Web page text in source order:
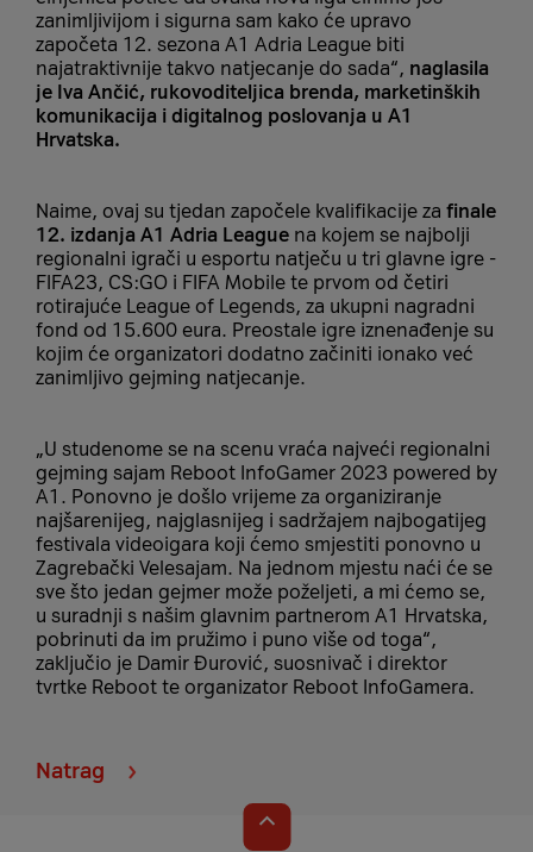
zanimljivijom i sigurna sam kako će upravo
započeta 12. sezona A1 Adria League biti
najatraktivnije takvo natjecanje do sada“, naglasila
je Iva Ančić, rukovoditeljica brenda, marketinških
komunikacija i digitalnog poslovanja u A1
Hrvatska.
Naime, ovaj su tjedan započele kvalifikacije za finale
12. izdanja A1 Adria League na kojem se najbolji
regionalni igrači u esportu natječu u tri glavne igre -
FIFA23, CS:GO i FIFA Mobile te prvom od četiri
rotirajuće League of Legends, za ukupni nagradni
fond od 15.600 eura. Preostale igre iznenađenje su
kojim će organizatori dodatno začiniti ionako već
zanimljivo gejming natjecanje.
„U studenome se na scenu vraća najveći regionalni
gejming sajam Reboot InfoGamer 2023 powered by
A1. Ponovno je došlo vrijeme za organiziranje
najšarenijeg, najglasnijeg i sadržajem najbogatijeg
festivala videoigara koji ćemo smjestiti ponovno u
Zagrebački Velesajam. Na jednom mjestu naći će se
sve što jedan gejmer može poželjeti, a mi ćemo se,
u suradnji s našim glavnim partnerom A1 Hrvatska,
pobrinuti da im pružimo i puno više od toga“,
zaključio je Damir Đurović, suosnivač i direktor
tvrtke Reboot te organizator Reboot InfoGamera.
Natrag